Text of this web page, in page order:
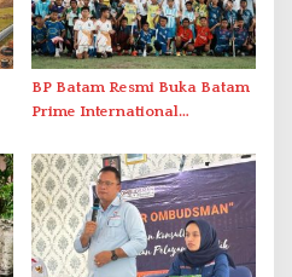
BP Batam Resmi Buka Batam
Prime International
2026 di Stadion Temenggung
Abdul Jamal